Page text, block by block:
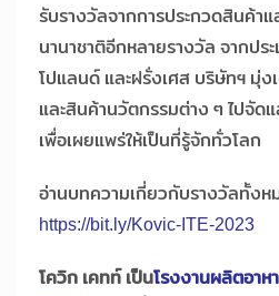
รับรางวัลจากการประกวดสินค้า
นานาชาติอีกหลายรางวัล จากประ
โปแลนด์ และฝรั่งเศส บริษัทฯ มุ่
และสินค้านวัตกรรมต่าง ๆ ไปจัด
เพื่อเผยแพร่ให้เป็นที่รู้จักทั่วโลก
อ่านบทความเกี่ยวกับรางวัลทั้งห
https://bit.ly/Kovic-ITE-2023
โควิก เคทท์ เป็นโรงงานผลิตอา